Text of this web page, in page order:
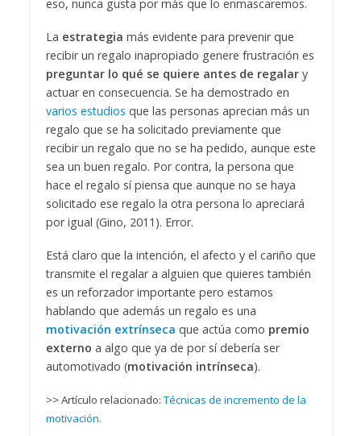
eso, nunca gusta por más que lo enmascaremos.
La estrategia más evidente para prevenir que
recibir un regalo inapropiado genere frustración es
preguntar lo qué se quiere antes de regalary
actuar en consecuencia. Se ha demostrado en
varios estudios que las personas aprecian más un
regalo que se ha solicitado previamente que
recibir un regalo que no se ha pedido, aunque este
sea un buen regalo. Por contra, la persona que
hace el regalo sí piensa que aunque no se haya
solicitado ese regalo la otra persona lo apreciará
por igual (Gino, 2011). Error.
Está claro que la intención, el afecto y el cariño que
transmite el regalar a alguien que quieres también
es un reforzador importante pero estamos
hablando que además un regalo es una
motivación extrínseca que actúa como premio
externo a algo que ya de por sí debería ser
automotivado (motivación intrínseca).
>> Artículo relacionado:Técnicas de incremento de la
motivación.